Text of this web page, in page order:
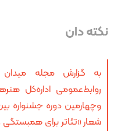
نکته دان
به گزارش مجله میدان
روابط‌عمومی اداره‌کل
وچهارمین دوره جشنواره
شعار «تئاتر برای همبستگی